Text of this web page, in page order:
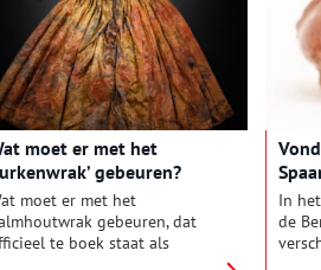
moet er met het
gebeuren?
moet er met het
gebeuren, dat
te boek staat als
In
de